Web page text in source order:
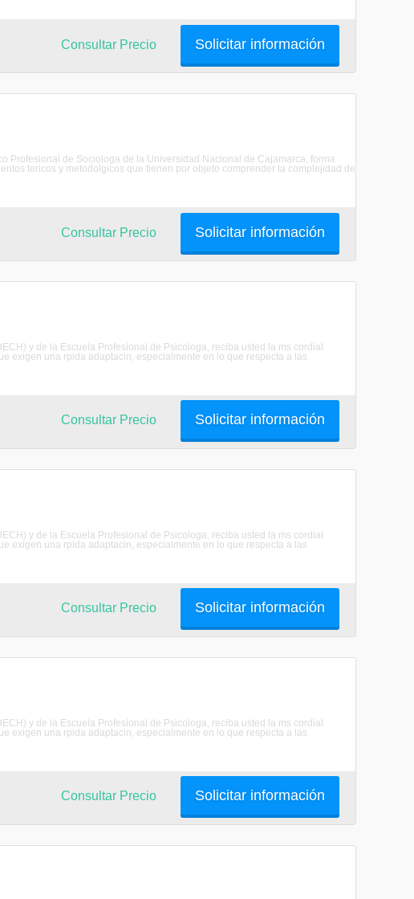
Solicitar información
Consultar Precio
Profesional de Sociologa de la Universidad Nacional de Cajamarca, forma
tericos y metodolgicos que tienen por objeto comprender la complejidad de
Solicitar información
Consultar Precio
y de la Escuela Profesional de Psicologa, reciba usted la ms cordial
exigen una rpida adaptacin, especialmente en lo que respecta a las
Solicitar información
Consultar Precio
y de la Escuela Profesional de Psicologa, reciba usted la ms cordial
exigen una rpida adaptacin, especialmente en lo que respecta a las
Solicitar información
Consultar Precio
y de la Escuela Profesional de Psicologa, reciba usted la ms cordial
exigen una rpida adaptacin, especialmente en lo que respecta a las
Solicitar información
Consultar Precio